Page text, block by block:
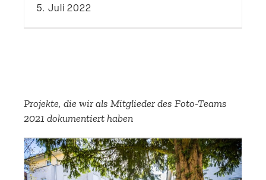
5. Juli 2022
Projekte, die wir als Mitglieder des Foto-Teams
2021 dokumen­tiert haben